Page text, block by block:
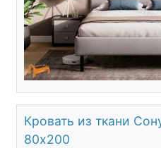
Кровать из ткани
80х200